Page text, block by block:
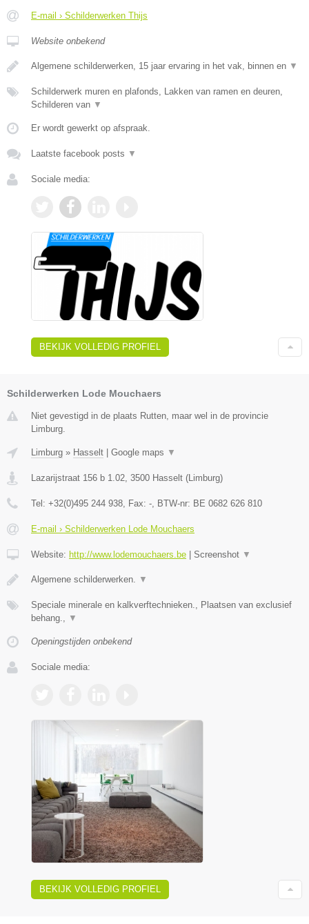
E-mail › Schilderwerken Thijs
Website onbekend
Algemene schilderwerken, 15 jaar ervaring in het vak, binnen en ▼
Schilderwerk muren en plafonds, Lakken van ramen en deuren,
Schilderen van ▼
Er wordt gewerkt op afspraak.
Laatste facebook posts ▼
Sociale media:
BEKIJK VOLLEDIG PROFIEL
Schilderwerken Lode Mouchaers
Niet gevestigd in de plaats Rutten, maar wel in de provincie
Limburg.
Limburg » Hasselt Google maps ▼
Lazarijstraat 156 b 1.02, 3500 Hasselt (Limburg)
Tel: +32(0)495 244 938, Fax: -, BTW-nr: BE 0682 626 810
E-mail › Schilderwerken Lode Mouchaers
Website: http://www.lodemouchaers.be Screenshot ▼
Algemene schilderwerken. ▼
Speciale minerale en kalkverftechnieken., Plaatsen van exclusief
behang., ▼
Openingstijden onbekend
Sociale media:
BEKIJK VOLLEDIG PROFIEL